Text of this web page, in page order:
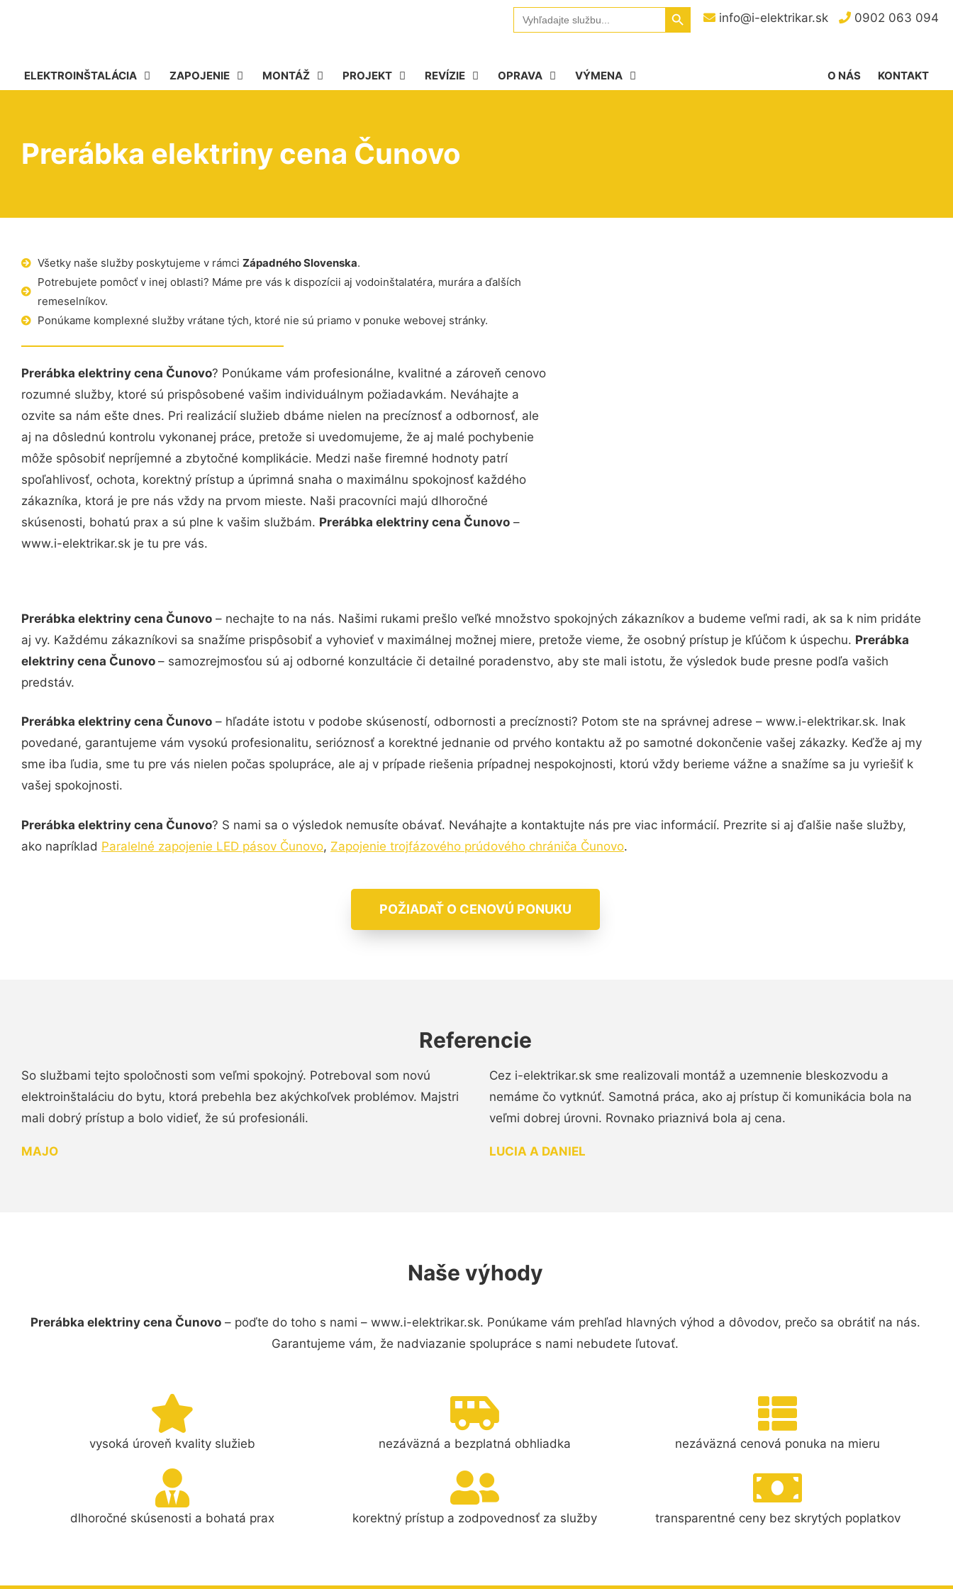
info@i-elektrikar.sk 0902 063 094
Search
for:
Search Button
ELEKTROINŠTALÁCIA ZAPOJENIE MONTÁŽ PROJEKT REVÍZIE OPRAVA VÝMENA KONTAKT
O NÁS
Prerábka elektriny cena Čunovo
Všetky naše služby poskytujeme v rámci Západného Slovenska.
Potrebujete pomôcť v inej oblasti? Máme pre vás k dispozícii aj vodoinštalatéra, murára a ďalších
remeselníkov.
Ponúkame komplexné služby vrátane tých, ktoré nie sú priamo v ponuke webovej stránky.
Prerábka elektriny cena Čunovo? Ponúkame vám profesionálne, kvalitné a zároveň cenovo
rozumné služby, ktoré sú prispôsobené vašim individuálnym požiadavkám. Neváhajte a
ozvite sa nám ešte dnes. Pri realizácií služieb dbáme nielen na precíznosť a odbornosť, ale
aj na dôslednú kontrolu vykonanej práce, pretože si uvedomujeme, že aj malé pochybenie
môže spôsobiť nepríjemné a zbytočné komplikácie. Medzi naše firemné hodnoty patrí
spoľahlivosť, ochota, korektný prístup a úprimná snaha o maximálnu spokojnosť každého
zákazníka, ktorá je pre nás vždy na prvom mieste. Naši pracovníci majú dlhoročné
skúsenosti, bohatú prax a sú plne k vašim službám. Prerábka elektriny cena Čunovo –
www.i-elektrikar.sk je tu pre vás.
Prerábka elektriny cena Čunovo – nechajte to na nás. Našimi rukami prešlo veľké množstvo spokojných zákazníkov a budeme veľmi radi, ak sa k nim pridáte
aj vy. Každému zákazníkovi sa snažíme prispôsobiť a vyhovieť v maximálnej možnej miere, pretože vieme, že osobný prístup je kľúčom k úspechu. Prerábka
elektriny cena Čunovo – samozrejmosťou sú aj odborné konzultácie či detailné poradenstvo, aby ste mali istotu, že výsledok bude presne podľa vašich
predstáv.
Prerábka elektriny cena Čunovo – hľadáte istotu v podobe skúseností, odbornosti a precíznosti? Potom ste na správnej adrese – www.i-elektrikar.sk. Inak
povedané, garantujeme vám vysokú profesionalitu, serióznosť a korektné jednanie od prvého kontaktu až po samotné dokončenie vašej zákazky. Keďže aj my
sme iba ľudia, sme tu pre vás nielen počas spolupráce, ale aj v prípade riešenia prípadnej nespokojnosti, ktorú vždy berieme vážne a snažíme sa ju vyriešiť k
vašej spokojnosti.
Prerábka elektriny cena Čunovo? S nami sa o výsledok nemusíte obávať. Neváhajte a kontaktujte nás pre viac informácií. Prezrite si aj ďalšie naše služby,
ako napríklad Paralelné zapojenie LED pásov Čunovo, Zapojenie trojfázového prúdového chrániča Čunovo.
POŽIADAŤ O CENOVÚ PONUKU
Referencie
So službami tejto spoločnosti som veľmi spokojný. Potreboval som novú
elektroinštaláciu do bytu, ktorá prebehla bez akýchkoľvek problémov. Majstri
mali dobrý prístup a bolo vidieť, že sú profesionáli.
MAJO
Cez i-elektrikar.sk sme realizovali montáž a uzemnenie bleskozvodu a
nemáme čo vytknúť. Samotná práca, ako aj prístup či komunikácia bola na
veľmi dobrej úrovni. Rovnako priaznivá bola aj cena.
LUCIA A DANIEL
Naše výhody
Prerábka elektriny cena Čunovo– poďte do toho s nami – www.i-elektrikar.sk. Ponúkame vám prehľad hlavných výhod a dôvodov, prečo sa obrátiť na nás.
Garantujeme vám, že nadviazanie spolupráce s nami nebudete ľutovať.
vysoká úroveň kvality služieb nezáväzná a bezplatná obhliadka nezáväzná cenová ponuka na mieru
dlhoročné skúsenosti a bohatá prax korektný prístup a zodpovednosť za služby transparentné ceny bez skrytých poplatkov